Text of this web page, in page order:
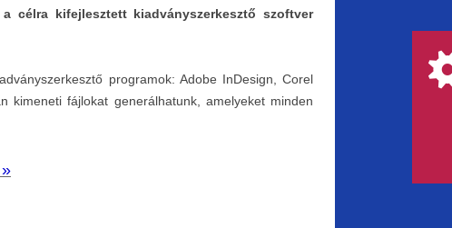
célra kifejlesztett kiadványszerkesztő szoftver
programok: Adobe InDesign, Corel
kimeneti fájlokat generálhatunk, amelyeket minden